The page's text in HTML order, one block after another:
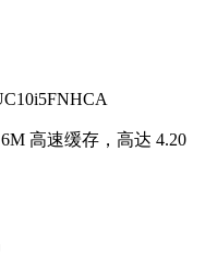
高速缓存，高达 4.20